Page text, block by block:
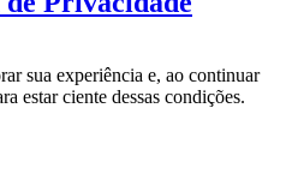
sua experiência e, ao continuar
estar ciente dessas condições.